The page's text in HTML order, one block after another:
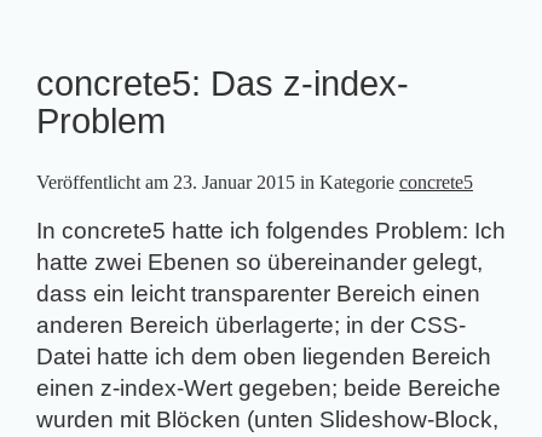
concrete5: Das z-index-
Problem
Veröffentlicht am 23. Januar 2015 in Kategorie concrete5
In concrete5 hatte ich folgendes Problem: Ich
hatte zwei Ebenen so übereinander gelegt,
dass ein leicht transparenter Bereich einen
anderen Bereich überlagerte; in der CSS-
Datei hatte ich dem oben liegenden Bereich
einen z-index-Wert gegeben; beide Bereiche
wurden mit Blöcken (unten Slideshow-Block,